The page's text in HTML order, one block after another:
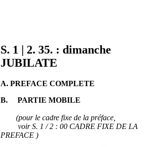
S. 1 | 2. 35. : dimanche
JUBILATE
A. PREFACE COMPLETE
B. PARTIE MOBILE
(pour le cadre fixe de la préface,
voir S. 1 / 2 : 00 CADRE FIXE DE LA
PREFACE )